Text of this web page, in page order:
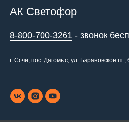
АК Светофор
8-800-700-3261 - звонок
г. Сочи, пос. Дагомыс, ул. Барановское ш.,